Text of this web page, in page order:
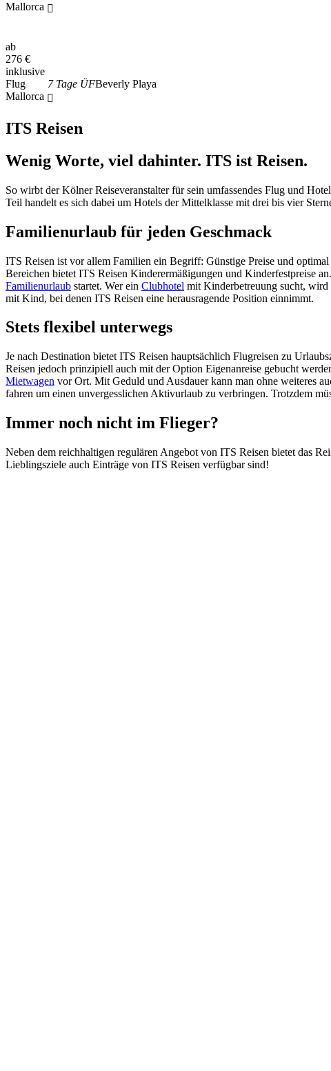
Mallorca
ab
276 €
inklusive
Flug
7 Tage ÜFBeverly Playa
Mallorca
ITS Reisen
Wenig Worte, viel dahinter. ITS ist Reisen.
So wirbt der Kölner Reiseveranstalter für sein umfassendes Flug und
Teil handelt es sich dabei um Hotels der Mittelklasse mit drei bis vier
Familienurlaub für jeden Geschmack
ITS Reisen ist vor allem Familien ein Begriff: Günstige Preise und
Bereichen bietet ITS Reisen Kinderermäßigungen und Kinderfestpreise
Familienurlaub startet. Wer ein Clubhotel mit Kinderbetreuung sucht, wird
mit Kind, bei denen ITS Reisen eine herausragende Position einnimmt.
Stets flexibel unterwegs
Je nach Destination bietet ITS Reisen hauptsächlich Flugreisen zu
Reisen jedoch prinzipiell auch mit der Option Eigenanreise gebucht
Mietwagen vor Ort. Mit Geduld und Ausdauer kann man ohne weiteres
fahren um einen unvergesslichen Aktivurlaub zu verbringen. Trotzdem
Immer noch nicht im Flieger?
Neben dem reichhaltigen regulären Angebot von ITS Reisen bietet das
Lieblingsziele auch Einträge von ITS Reisen verfügbar sind!